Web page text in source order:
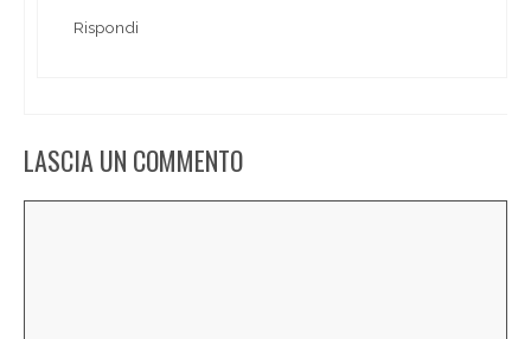
Rispondi
LASCIA UN COMMENTO